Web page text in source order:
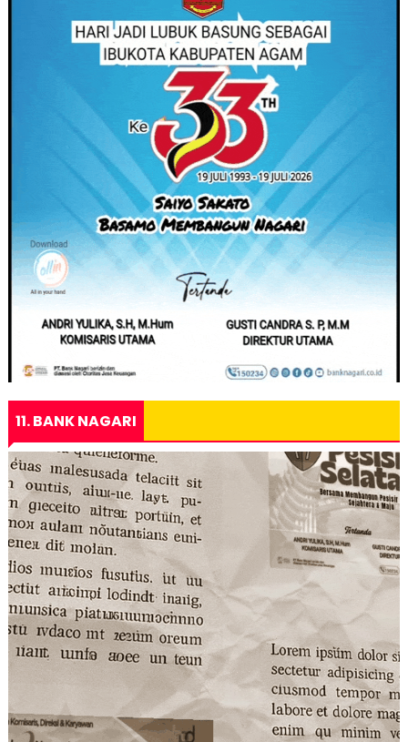
11. BANK NAGARI